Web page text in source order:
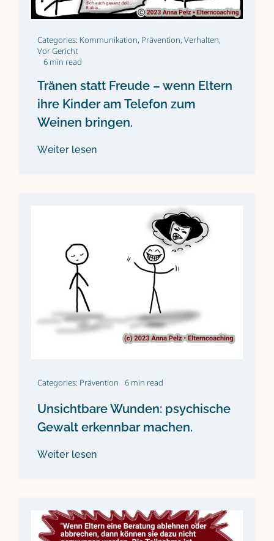
Categories: Kommunikation, Prävention,Verhalten,
Vor Gericht
6 min read
Tränen statt Freude – wenn Eltern
ihre Kinder am Telefon zum
Weinen bringen.
Weiter lesen
Categories: Prävention 6 min read
Unsichtbare Wunden: psychische
Gewalt erkennbar machen.
Weiter lesen